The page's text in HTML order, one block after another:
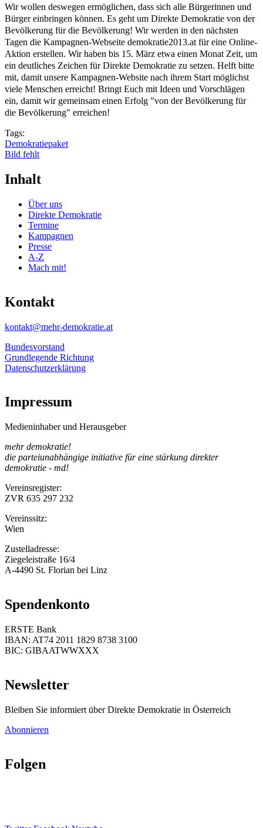
Wir wollen deswegen ermöglichen, dass sich alle Bürgerinnen und
Bürger einbringen können. Es geht um Direkte Demokratie von der
Bevölkerung für die Bevölkerung! Wir werden in den nächsten
Tagen die Kampagnen-Webseite demokratie2013.at für eine Online-
Aktion erstellen. Wir haben bis 15. März etwa einen Monat Zeit, um
ein deutliches Zeichen für Direkte Demokratie zu setzen. Helft bitte
mit, damit unsere Kampagnen-Website nach ihrem Start möglichst
viele Menschen erreicht! Bringt Euch mit Ideen und Vorschlägen
ein, damit wir gemeinsam einen Erfolg "von der Bevölkerung für
die Bevölkerung" erreichen!
Tags:
Demokratiepaket
Bild fehlt
Inhalt
Über uns
Direkte Demokratie
Termine
Kampagnen
Presse
A-Z
Mach mit!
Kontakt
kontakt@mehr-demokratie.at
Bundesvorstand
Grundlegende Richtung
Datenschutzerklärung
Impressum
Medieninhaber und Herausgeber
mehr demokratie!
die parteiunabhängige initiative für eine stärkung direkter
demokratie - md!
Vereinsregister:
ZVR 635 297 232
Vereinssitz:
Wien
Zustelladresse:
Ziegeleistraße 16/4
A-4490 St. Florian bei Linz
Spendenkonto
ERSTE Bank
IBAN: AT74 2011 1829 8738 3100
BIC: GIBAATWWXXX
Newsletter
Bleiben Sie informiert über Direkte Demokratie in Österreich
Abonnieren
Folgen